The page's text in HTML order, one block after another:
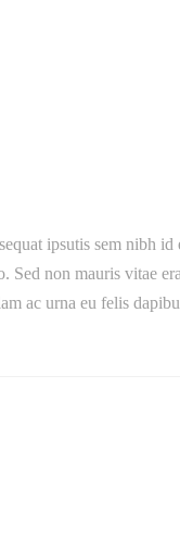
ipsutis sem nibh
non mauris vitae
ac urna eu felis